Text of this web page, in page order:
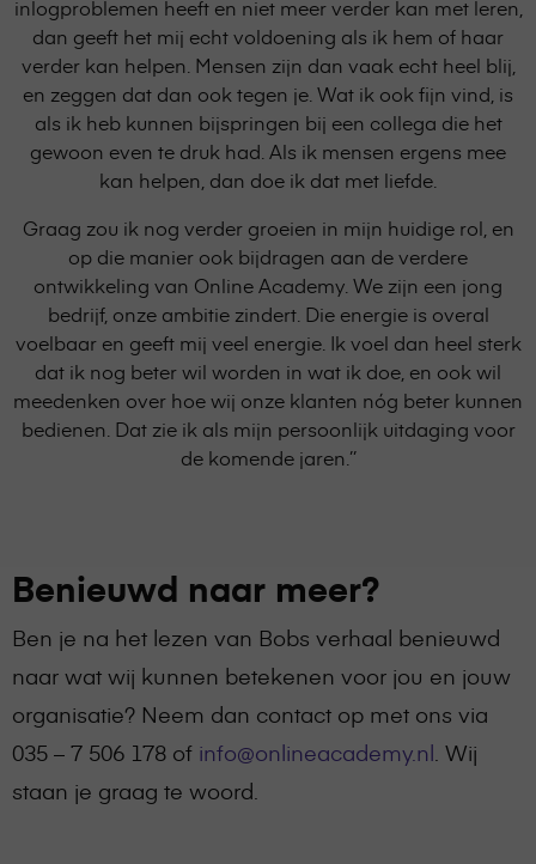
inlogproblemen heeft en niet meer verder kan met leren,
dan geeft het mij echt voldoening als ik hem of haar
verder kan helpen. Mensen zijn dan vaak echt heel blij,
en zeggen dat dan ook tegen je. Wat ik ook fijn vind, is
als ik heb kunnen bijspringen bij een collega die het
gewoon even te druk had. Als ik mensen ergens mee
kan helpen, dan doe ik dat met liefde.
Graag zou ik nog verder groeien in mijn huidige rol, en
op die manier ook bijdragen aan de verdere
ontwikkeling van Online Academy. We zijn een jong
bedrijf, onze ambitie zindert. Die energie is overal
voelbaar en geeft mij veel energie. Ik voel dan heel sterk
dat ik nog beter wil worden in wat ik doe, en ook wil
meedenken over hoe wij onze klanten nóg beter kunnen
bedienen. Dat zie ik als mijn persoonlijk uitdaging voor
de komende jaren.’’
Benieuwd naar meer?
Ben je na het lezen van Bobs verhaal benieuwd
naar wat wij kunnen betekenen voor jou en jouw
organisatie? Neem dan contact op met ons via
035 – 7 506 178 of info@onlineacademy.nl. Wij
staan je graag te woord.